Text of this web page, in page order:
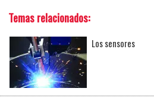
Temas relacionados:
Los sensores